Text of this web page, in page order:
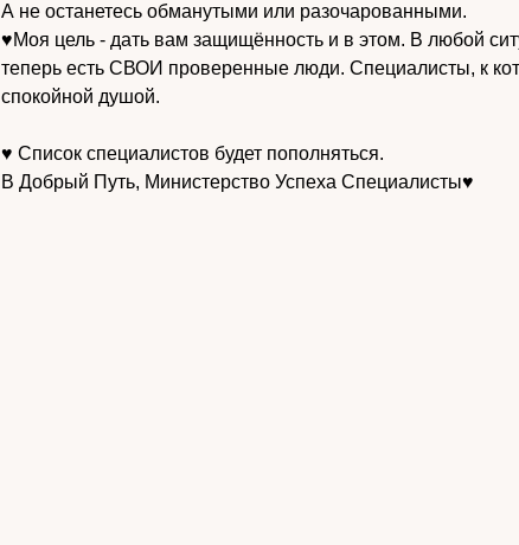
А не останетесь обманутыми или разочарованными.
♥️Моя цель - дать вам защищённость и в этом. В любой
теперь есть СВОИ проверенные люди. Специалисты, к
спокойной душой.
♥️ Список специалистов будет пополняться.
В Добрый Путь, Министерство Успеха Специалисты♥️